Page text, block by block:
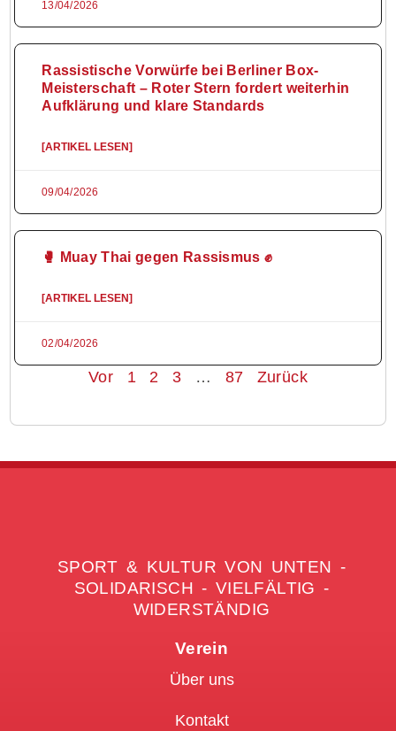
13/04/2026
Rassistische Vorwürfe bei Berliner Box-
Meisterschaft – Roter Stern fordert weiterhin
Aufklärung und klare Standards
[ARTIKEL LESEN]
09/04/2026
🥊 Muay Thai gegen Rassismus ✊
[ARTIKEL LESEN]
02/04/2026
Vor 1 2 3 … 87 Zurück
SPORT & KULTUR VON UNTEN -
SOLIDARISCH - VIELFÄLTIG -
WIDERSTÄNDIG
Verein
Über uns
Kontakt